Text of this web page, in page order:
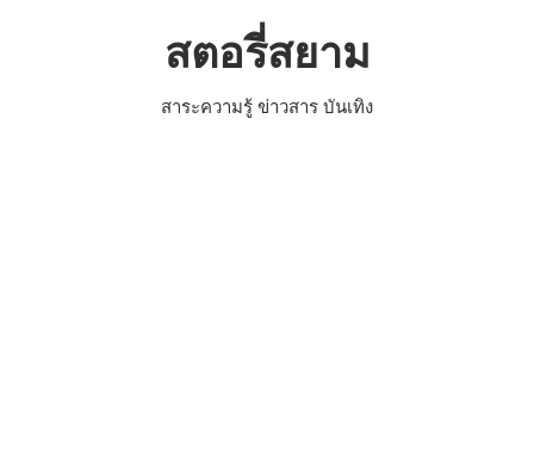
สตอรี่สยาม
สาระความรู้ ข่าวสาร บันเทิง